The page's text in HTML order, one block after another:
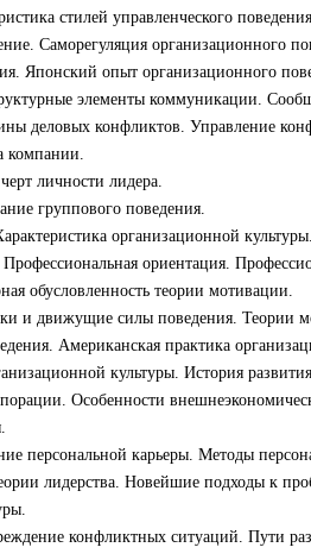
стилей управленческого
Саморегуляция организационного
Японский опыт организационного
элементы коммуникации.
деловых конфликтов. Управление
компании.
личности лидера.
группового поведения.
организационной культуры.
ориентация.
обусловленность теории мотивации.
и движущие силы поведения. Теории
Американская практика
культуры. История
Особенности
персональной карьеры. Методы
лидерства. Новейшие подходы к
конфликтных ситуаций. Пути